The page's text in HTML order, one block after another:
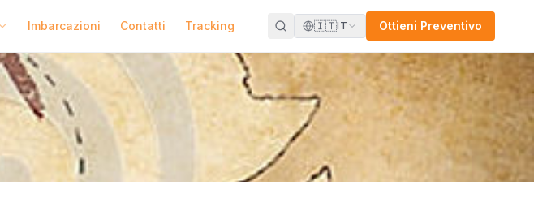
Imbarcazioni Contatti Tracking 🇮🇹IT Ottieni Preventivo